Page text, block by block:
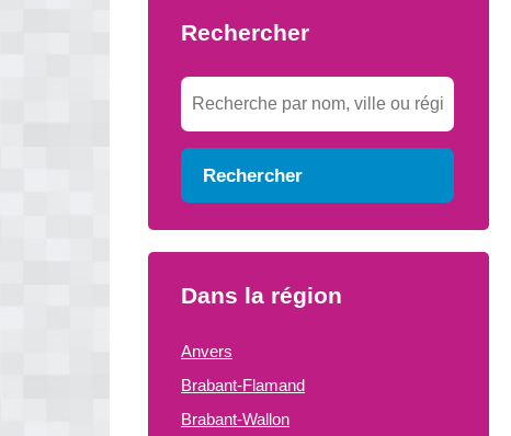
Rechercher
Rechercher
Dans la région
Anvers
Brabant-Flamand
Brabant-Wallon